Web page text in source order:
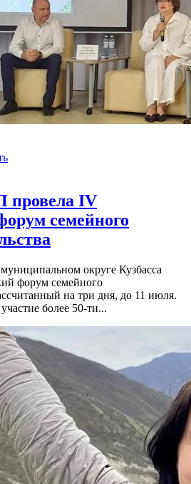
провела IV
семейного
округе Кузбасса
форум семейного
на три дня, до 11 июля.
более 50-ти...